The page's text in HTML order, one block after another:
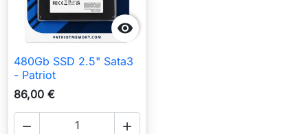

480Gb SSD 2.5" Sata3
- Patriot
86,00 €
 